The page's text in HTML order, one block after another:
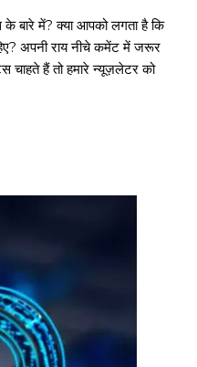
बारे में? क्या आपको लगता है कि
अपनी राय नीचे कमेंट में जरूर
हैं तो हमारे न्यूज़लेटर को